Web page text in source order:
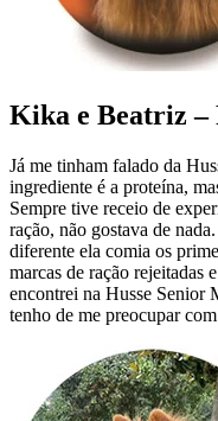
Kika e Beatriz –
Já me tinham falado da
ingrediente é a proteína,
Sempre tive receio de
ração, não gostava de
diferente ela comia os
marcas de ração rejeitadas
encontrei na Husse Senior
tenho de me preocupar